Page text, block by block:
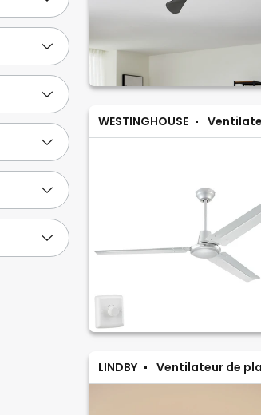
WESTINGHOUSE
LINDBY Ventilateur de